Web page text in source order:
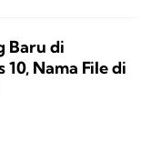
Baru di
Nama File di